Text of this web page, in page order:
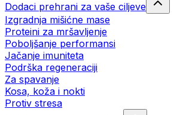
Dodaci prehrani za vaše ciljeve
Izgradnja mišićne mase
Proteini za mršavljenje
Poboljšanje performansi
Jačanje imuniteta
Podrška regeneraciji
Za spavanje
Kosa, koža i nokti
Protiv stresa